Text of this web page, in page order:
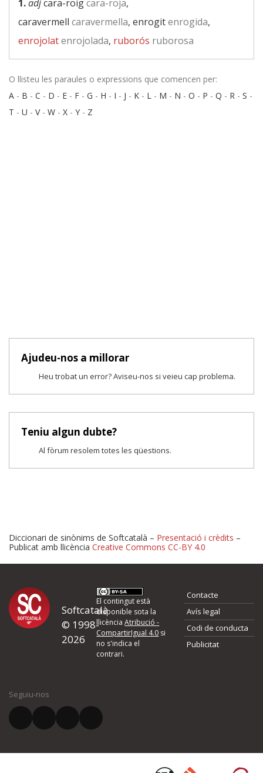
1.adjcara-roigcara-roja,
caravermell caravermella, enrogitenrogida,
enrojolatenrojolada, ruborós ruborosa
O llisteu les paraules o expressions que comencen per:
A - B - C - D - E - F - G - H - I - J - K - L - M - N - O - P - Q - R - S -
T - U - V- W - X - Y - Z
Ajudeu-nos a millorar
Heu trobat un error? Aviseu-nos si veieu cap problema.
Teniu algun dubte?
Al fòrum resolem totes les qüestions.
Proposeu-nos millores o
d'errors
Si heu trobat un error o voleu proposar alguna millora, ompliu els
quina és la millora que proposeu o l'error del qual voleu informar-
El vostre correu electrònic *
Diccionari de sinònims de Softcatalà – Presentació i crèdits –
Publicat amb llicència Creative Commons CC-BY 4.0
Softcatalà
© 1998-
2026
El contingut està
disponible sota la
llicènciaAtribució -
CompartirIgual 4.0 si
no s'indica el
contrari.
Contacte
Avís legal
Codi de conducta
Publicitat
Seguiu-nos